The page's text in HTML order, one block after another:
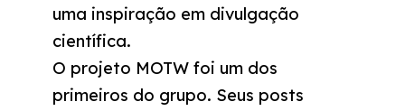
uma inspiração em divulgação
científica.
O projeto MOTW foi um dos
primeiros do grupo. Seus posts